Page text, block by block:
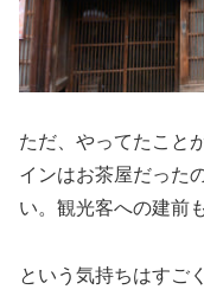
ただ、やってたこと
インはお茶屋だった
い。観光客への建前
という気持ちはすご